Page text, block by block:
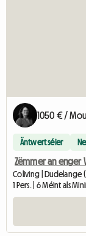
1050 € /
Äntwert séier
Zëmmer an enger
Coliving | Dudelange
1 Pers. | 6 Méint als